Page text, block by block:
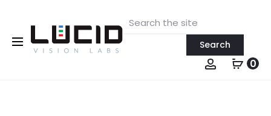
Buy Online!
Search
Account
0